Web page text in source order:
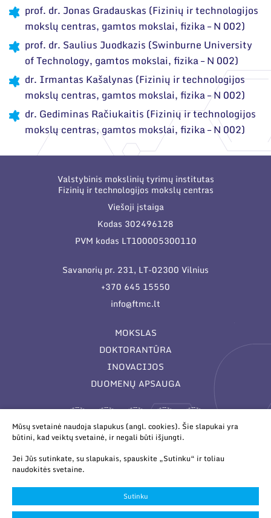
prof. dr. Jonas Gradauskas (Fizinių ir technologijos
mokslų centras, gamtos mokslai, fizika – N 002)
prof. dr. Saulius Juodkazis (Swinburne University
of Technology, gamtos mokslai, fizika – N 002)
dr. Irmantas Kašalynas (Fizinių ir technologijos
mokslų centras, gamtos mokslai, fizika – N 002)
dr. Gediminas Račiukaitis (Fizinių ir technologijos
mokslų centras, gamtos mokslai, fizika – N 002)
Valstybinis mokslinių tyrimų institutas
Fizinių ir technologijos mokslų centras
Viešoji įstaiga
Kodas 302496128
PVM kodas LT100005300110
Savanorių pr. 231, LT-02300 Vilnius
+370 645 15550
info@ftmc.lt
MOKSLAS
DOKTORANTŪRA
INOVACIJOS
DUOMENŲ APSAUGA
© 2026 Valstybinis mokslinių tyrimų institutas Fizinių ir
technologijos mokslų centras. Duomenys kaupiami ir saugomi
Juridinių asmenų registre.
Mūsų svetainė naudoja slapukus (angl. cookies). Šie slapukai yra
būtini, kad veiktų svetainė, ir negali būti išjungti.
Jei Jūs sutinkate, su slapukais, spauskite „Sutinku“ ir toliau
naudokitės svetaine.
Sutinku